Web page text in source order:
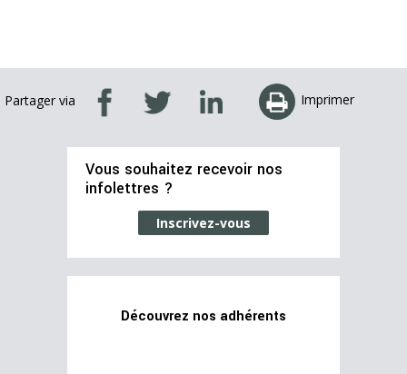
Partager via Imprimer
Vous souhaitez recevoir nos
infolettres ?
Inscrivez-vous
Découvrez nos adhérents